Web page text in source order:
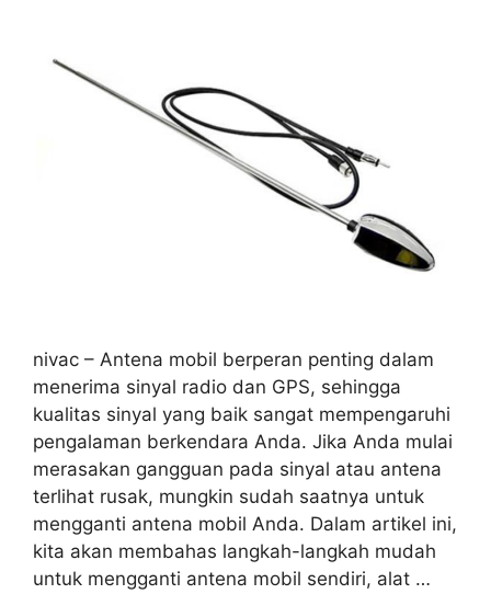
nivac – Antena mobil berperan penting dalam
menerima sinyal radio dan GPS, sehingga
kualitas sinyal yang baik sangat mempengaruhi
pengalaman berkendara Anda. Jika Anda mulai
merasakan gangguan pada sinyal atau antena
terlihat rusak, mungkin sudah saatnya untuk
mengganti antena mobil Anda. Dalam artikel ini,
kita akan membahas langkah-langkah mudah
untuk mengganti antena mobil sendiri, alat …